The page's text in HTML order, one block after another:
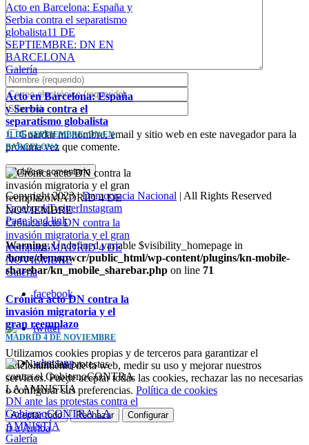
Acto en Barcelona: España y
Serbia contra el separatismo
globalista11 DE
SEPTIEMBRE: DN EN
BARCELONA
Galería
Acto en Barcelona: España
y Serbia contra el
separatismo globalista
11 DE SEPTIEMBRE: DN EN
BARCELONA
Crónica acto DN contra la
invasión migratoria y el gran
reemplazoMADRID 4 DE
NOVIEMBRE
Galería
Crónica acto DN contra la
invasión migratoria y el
gran reemplazo
MADRID 4 DE NOVIEMBRE
DN ante las protestas contra el
GobiernoCONTRA LA
AMNISTÍA
Galería
Guardar mi nombre, email y sitio web en este navegador para la
próxima vez que comente.
Copyright 2023 |Democracia Nacional | All Rights Reserved
FacebookTwitterInstagram
Page load link
Warning: Undefined variable $visibility_homepage in
/home/demopwcr/public_html/wp-content/plugins/kn-mobile-
sharebar/kn_mobile_sharebar.php on line 71
facebook
twitter
whatsapp
Utilizamos cookies propias y de terceros para garantizar el
funcionamiento de la web, medir su uso y mejorar nuestros
servicios. Puede aceptar todas las cookies, rechazar las no necesarias
o configurar sus preferencias. Política de cookies
Aceptar todo Rechazar Configurar
Ir a Arriba